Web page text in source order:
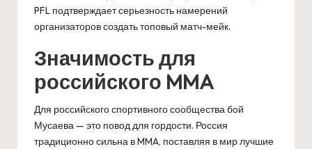
PFL подтверждает серьезность намерений
организаторов создать топовый матч-мейк.
Значимость для
российского MMA
Для российского спортивного сообщества бой
Мусаева — это повод для гордости. Россия
традиционно сильна в MMA, поставляя в мир лучшие